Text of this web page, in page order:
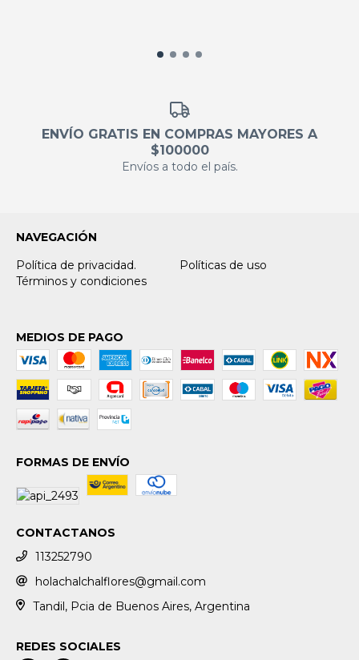
ENVÍO GRATIS EN COMPRAS MAYORES A
$100000
Envíos a todo el país.
NAVEGACIÓN
Política de privacidad.
Términos y condiciones
Políticas de uso
MEDIOS DE PAGO
FORMAS DE ENVÍO
CONTACTANOS
113252790
holachalchalflores@gmail.com
Tandil, Pcia de Buenos Aires, Argentina
REDES SOCIALES